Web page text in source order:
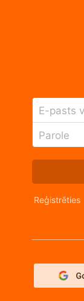
E-pasts
Parole
Reģistrēties